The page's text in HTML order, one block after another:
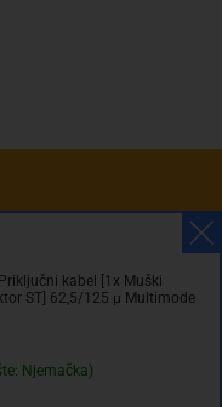
kabel [1x Muški
ST] 62,5/125 µ Multimode
Njemačka)